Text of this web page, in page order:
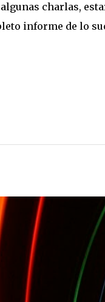
charlas,
informe de lo